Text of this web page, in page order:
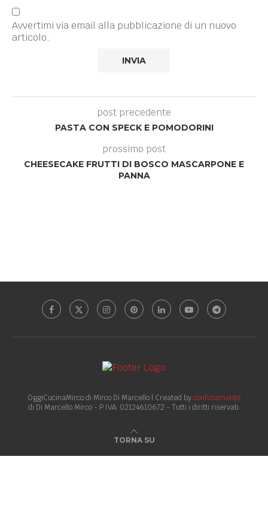
Avvertimi via email alla pubblicazione di un nuovo
articolo.
post precedente
PASTA CON SPECK E POMODORINI
prossimo post
CHEESECAKE FRUTTI DI BOSCO MASCARPONE E
PANNA
OggiCucinaMirco di Mirco Di Marcello | Created byconfusamente
di Di Marcello Mirco - P.IVA: 02124610672 - Tutti i diritti riservati.
TORNA SU